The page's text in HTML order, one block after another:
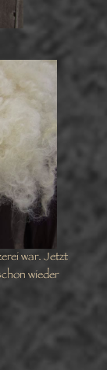
war. Jetzt
wieder